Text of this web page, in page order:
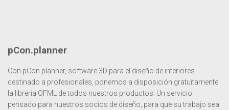
pCon.planner
Con pCon.planner, software 3D para el diseño de interiores
destinado a profesionales, ponemos a disposición gratuitamente
la librería OFML de todos nuestros productos. Un servicio
pensado para nuestros socios de diseño, para que su trabajo sea